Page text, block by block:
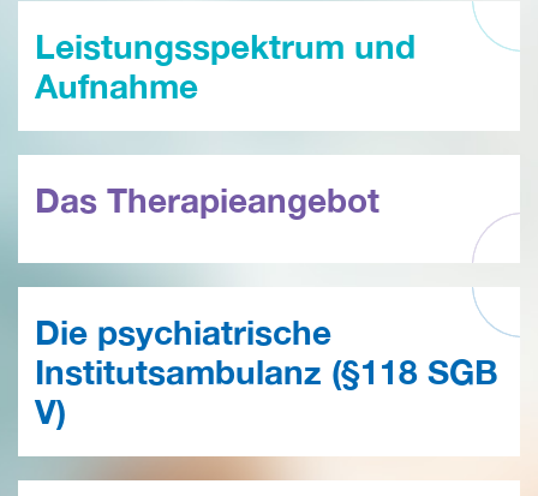
Leistungsspektrum und
Aufnahme
Das Therapieangebot
Die psychiatrische
Institutsambulanz (§118 SGB
V)